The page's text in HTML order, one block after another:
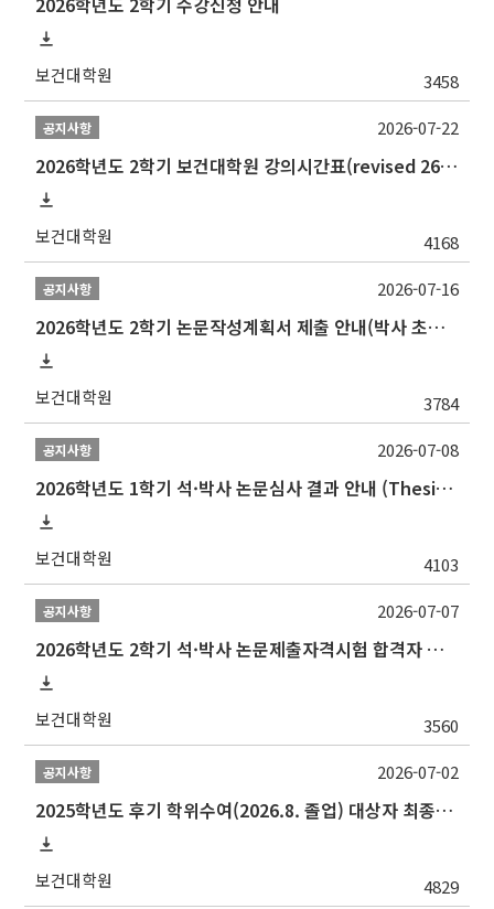
보건대학원 3458
공지사항
2026학년도 2학기 보건대학원 강의시간표(revised 260803)(2026 2nd SEMESTER SNU GSPH TIMETABLE)
보건대학원 4168
2026-07-22
공지사항
2026학년도 2학기 논문작성계획서 제출 안내(박사 초심 일정 포함)_Thesis Proposal
보건대학원 3784
2026-07-16
공지사항
2026학년도 1학기 석·박사 논문심사 결과 안내 (Thesis Defense Result)
보건대학원 4103
2026-07-08
공지사항
2026학년도 2학기 석·박사 논문제출자격시험 합격자 공고(TSQ Exam Result)
보건대학원 3560
2026-07-07
공지사항
2025학년도 후기 학위수여(2026.8. 졸업) 대상자 최종인준 논문 제출 안내
보건대학원 4829
2026-07-02